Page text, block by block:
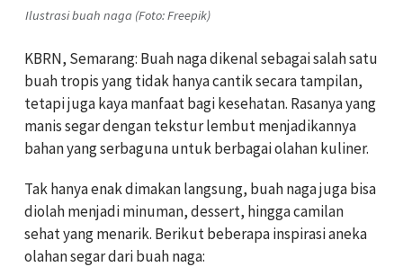
Ilustrasi buah naga (Foto: Freepik)
KBRN, Semarang: Buah naga dikenal sebagai salah satu
buah tropis yang tidak hanya cantik secara tampilan,
tetapi juga kaya manfaat bagi kesehatan. Rasanya yang
manis segar dengan tekstur lembut menjadikannya
bahan yang serbaguna untuk berbagai olahan kuliner.
Tak hanya enak dimakan langsung, buah naga juga bisa
diolah menjadi minuman, dessert, hingga camilan
sehat yang menarik. Berikut beberapa inspirasi aneka
olahan segar dari buah naga: